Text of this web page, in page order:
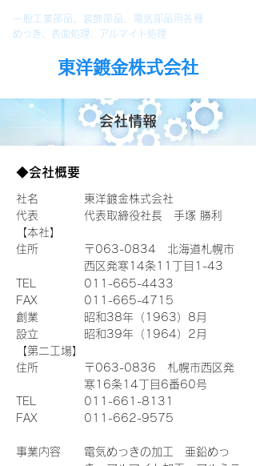
一般工業部品、装飾部品、電気部品用各種
めっき、表面処理、アルマイト処理
東洋鍍金株式会社
会社情報
◆会社概要
社名
代表
​【本社】
住所
東洋鍍金株式会社
代表取締役社長 手塚 勝利
〒063-0834 北海道札幌市
西区発寒14条11丁目1-43
TEL
FAX
​創業
設立
​【第二工場】
住所
​011-665-4433
011-665-4715
昭和38年（1963）8月
昭和39年（1964）2月
〒063-0836 札幌市西区発
寒16条14丁目6番60号
TEL
​FAX
事業内容
011-661-8131
011-662-9575
電気めっきの加工 亜鉛めっ